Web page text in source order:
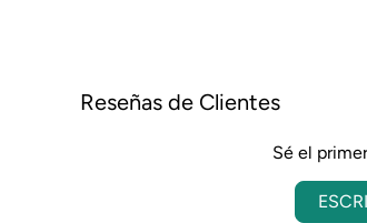
Reseñas de Clientes
Sé el